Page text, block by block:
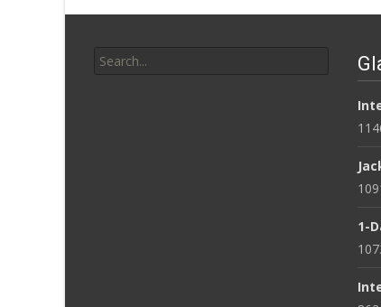
for:
1-